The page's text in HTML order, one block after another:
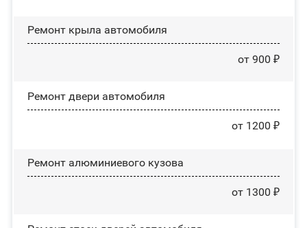
Ремонт крыла автомобиля
от 900 ₽
Ремонт двери автомобиля
от 1200 ₽
Ремонт алюминиевого кузова
от 1300 ₽